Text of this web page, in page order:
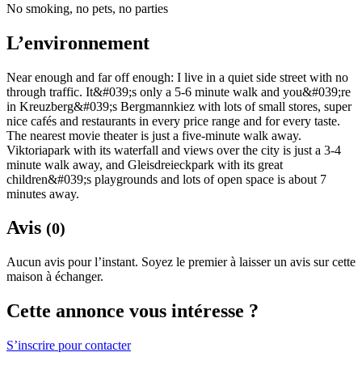
No smoking, no pets, no parties
L’environnement
Near enough and far off enough: I live in a quiet side street with no
through traffic. It&#039;s only a 5-6 minute walk and you&#039;re
in Kreuzberg&#039;s Bergmannkiez with lots of small stores, super
nice cafés and restaurants in every price range and for every taste.
The nearest movie theater is just a five-minute walk away.
Viktoriapark with its waterfall and views over the city is just a 3-4
minute walk away, and Gleisdreieckpark with its great
children&#039;s playgrounds and lots of open space is about 7
minutes away.
Avis (0)
Aucun avis pour l’instant. Soyez le premier à laisser un avis sur cette
maison à échanger.
Cette annonce vous intéresse ?
S’inscrire pour contacter